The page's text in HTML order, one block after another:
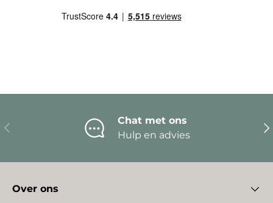
Vorige
Chat met ons
Hulp en advies
Over ons